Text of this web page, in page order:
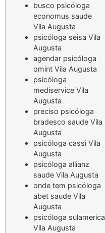
busco psicóloga
economus saude
Vila Augusta
psicóloga seisa Vila
Augusta
agendar psicóloga
omint Vila Augusta
psicóloga
mediservice Vila
Augusta
preciso psicóloga
bradesco saude Vila
Augusta
psicóloga cassi Vila
Augusta
psicóloga allianz
saude Vila Augusta
onde tem psicóloga
abet saude Vila
Augusta
psicóloga sulamerica
Vila Augusta